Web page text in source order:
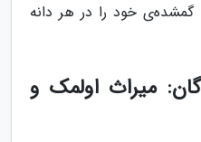
خود را در هر دانه
میراث اولمک و